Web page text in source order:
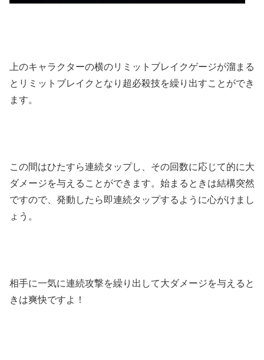
上のキャラクターの横のリミットブレイクゲージが溜まる
とリミットブレイクとなり超必殺技を繰り出すことができ
ます。
この間はひたすら連続タップし、その回数に応じて的に大
ダメージを与えることができます。始まるときは結構突然
ですので、発動したら即連続タップするように心がけまし
ょう。
相手に一気に連続攻撃を繰り出して大ダメージを与えると
きは爽快ですよ！